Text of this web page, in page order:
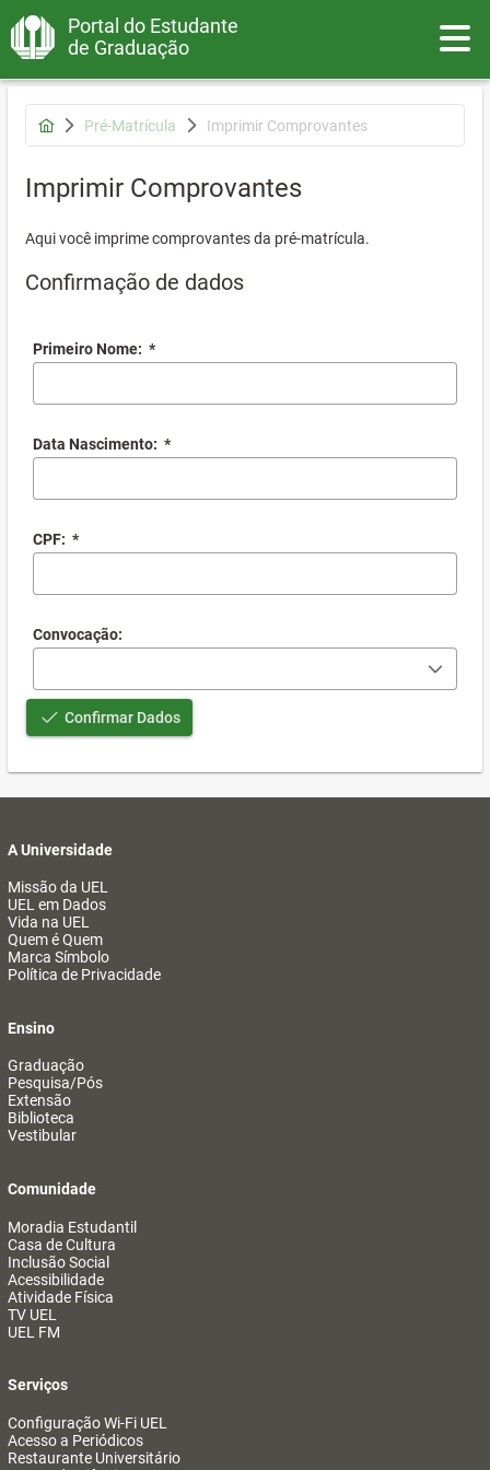
Portal do Estudante
de Graduação
Pré-Matrícula Imprimir Comprovantes
Imprimir Comprovantes
Aqui você imprime comprovantes da pré-matrícula.
Confirmação de dados
Primeiro Nome: *
Data Nascimento: *
CPF: *
Convocação:
Confirmar Dados
A Universidade
Missão da UEL
UEL em Dados
Vida na UEL
Quem é Quem
Marca Símbolo
Política de Privacidade
Ensino
Graduação
Pesquisa/Pós
Extensão
Biblioteca
Vestibular
Comunidade
Moradia Estudantil
Casa de Cultura
Inclusão Social
Acessibilidade
Atividade Física
TV UEL
UEL FM
Serviços
Configuração Wi-Fi UEL
Acesso a Periódicos
Restaurante Universitário